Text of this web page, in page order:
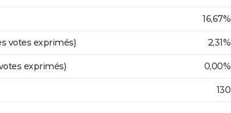
16,67%
votes exprimés) 2,31%
exprimés) 0,00%
130